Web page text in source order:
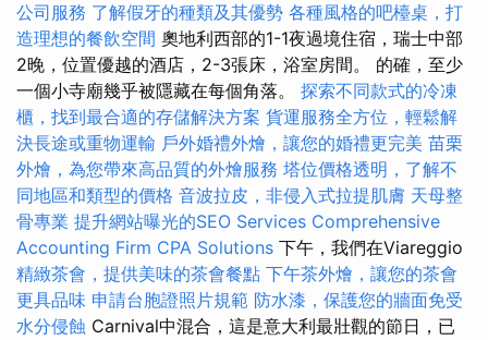
公司服務 了解假牙的種類及其優勢 各種風格的吧檯桌，打
造理想的餐飲空間 奧地利西部的1-1夜過境住宿，瑞士中部
2晚，位置優越的酒店，2-3張床，浴室房間。 的確，至少
一個小寺廟幾乎被隱藏在每個角落。 探索不同款式的冷凍
櫃，找到最合適的存儲解決方案 貨運服務全方位，輕鬆解
決長途或重物運輸 戶外婚禮外燴，讓您的婚禮更完美 苗栗
外燴，為您帶來高品質的外燴服務 塔位價格透明，了解不
同地區和類型的價格 音波拉皮，非侵入式拉提肌膚 天母整
骨專業 提升網站曝光的SEO Services Comprehensive
Accounting Firm CPA Solutions 下午，我們在Viareggio
精緻茶會，提供美味的茶會餐點 下午茶外燴，讓您的茶會
更具品味 申請台胞證照片規範 防水漆，保護您的牆面免受
水分侵蝕 Carnival中混合，這是意大利最壯觀的節日，已